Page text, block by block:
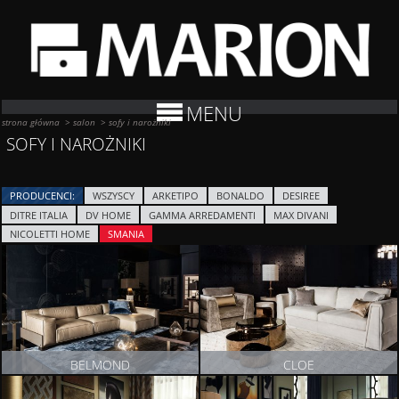
MENU
strona główna >salon >sofy i narożniki
SOFY I NAROŻNIKI
PRODUCENCI: WSZYSCY ARKETIPO BONALDO
DESIREE
DITRE ITALIA
DV HOME GAMMA ARREDAMENTI
MAX DIVANI
NICOLETTI HOME
SMANIA
BELMOND CLOE